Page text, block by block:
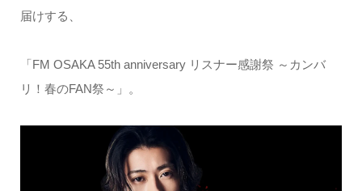
届けする、
「FM OSAKA 55th anniversary リスナー感謝祭 ～カンバ
リ！春のFAN祭～」。